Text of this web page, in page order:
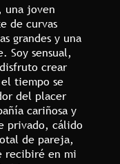
una joven
de curvas
grandes y una
Soy sensual,
crear
tiempo se
del placer
cariñosa y
privado, cálido
de pareja,
recibiré en mi